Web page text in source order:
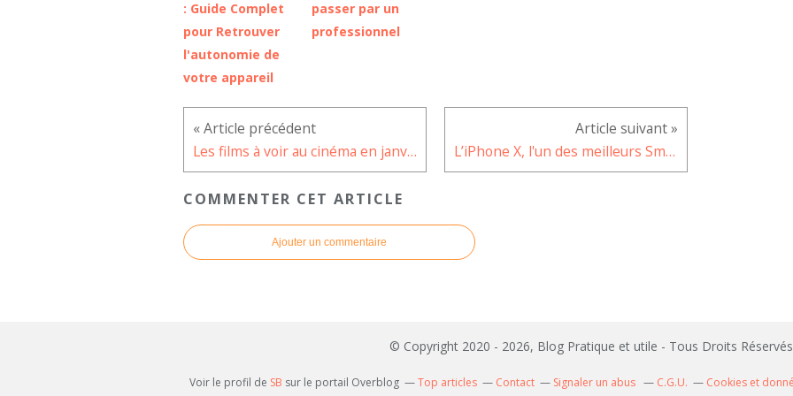
: Guide Complet
pour Retrouver
l'autonomie de
votre appareil
passer par un
professionnel
Les films à voir au cinéma en janvier 2022 L’iPhone X, l'un des meilleurs Smartphone iOS reconditionné
COMMENTER CET ARTICLE
Ajouter un commentaire
© Copyright 2020 - 2026, Blog Pratique et utile - Tous Droits Réservés
Voir le profil de SB sur le portail Overblog Top articles Contact Signaler un abus C.G.U. Cookies et